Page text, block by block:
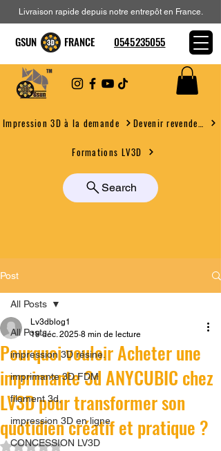
Impression 3D à la demande
Formations LV3D
Search
Livraison rapide depuis notre entrepôt en France.
GSUN FRANCE 0545235055
Post
All Posts
impression 3D résine.
imprimante 3D FDM
filament 3d,
impression 3D en ligne
CONCESSION LV3D
All Posts
Pourquoi vouloir Acheter une
imprimante 3d ANYCUBIC chez
LV3D pour transformer son
quotidien créatif et pratique ?
Lv3dblog1
19 déc. 2025 8 min de lecture
Noté NaN étoiles sur 5.